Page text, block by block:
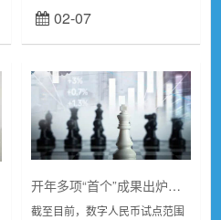
选”揭晓，远读重洋创始人孙思远
获得“2023福布斯中...
02-07
开年多项“首个”成果出炉，数字人民币2024年怎么走
截至目前，数字人民币试点范围